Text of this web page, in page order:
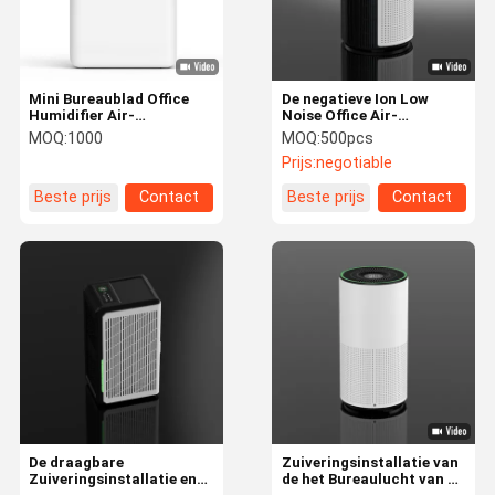
Over Ons
De negatieve Ion Low
Noise Office Air-
Zuiveringsinstallatie voor
PM2.5-Deeltje verwijdert
Stof
MOQ:500pcs
Prijs:negotiable
Beste prijs
Contact
Mini Bureaublad Office
Humidifier Air-
Zuiveringsinstallatie voor
de Virussen van
MOQ:1000
Beste prijs Contact
Zuiveringsinstallatie van
de het Bureaulucht van Ce
De draagbare
Zuiveringsinstallatie en